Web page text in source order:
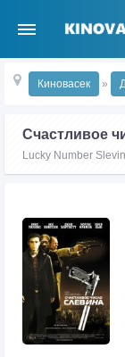
Киновасек »
Счастливое
Lucky Number